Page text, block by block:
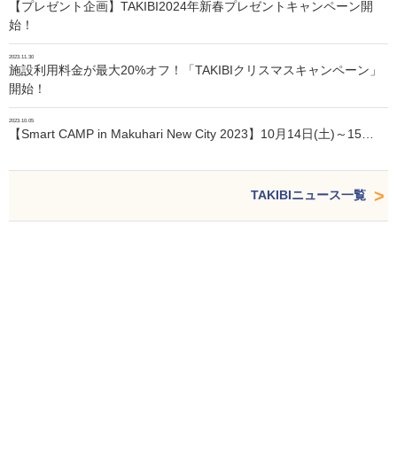
【プレゼント企画】TAKIBI2024年新春プレゼントキャンペーン開
始！
2023.11.30
施設利用料金が最大20%オフ！「TAKIBIクリスマスキャンペーン」
開始！
2023.10.05
【Smart CAMP in Makuhari New City 2023】10月14日(土)～15…
TAKIBIニュース一覧